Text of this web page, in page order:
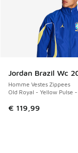
Jordan Brazil Wc
Homme Vestes Zippees
Old Royal - Yellow Pulse
€ 119,99